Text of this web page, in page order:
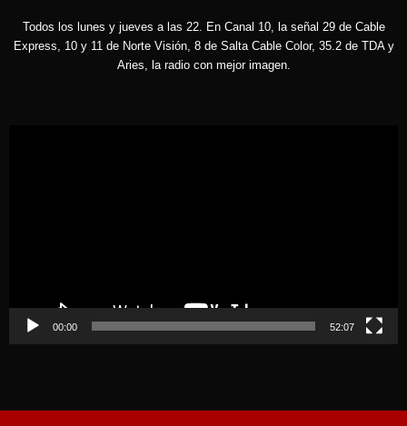
Todos los lunes y jueves a las 22. En Canal 10, la señal 29 de Cable
Express, 10 y 11 de Norte Visión, 8 de Salta Cable Color, 35.2 de TDA y
Aries, la radio con mejor imagen.
00:00 52:07